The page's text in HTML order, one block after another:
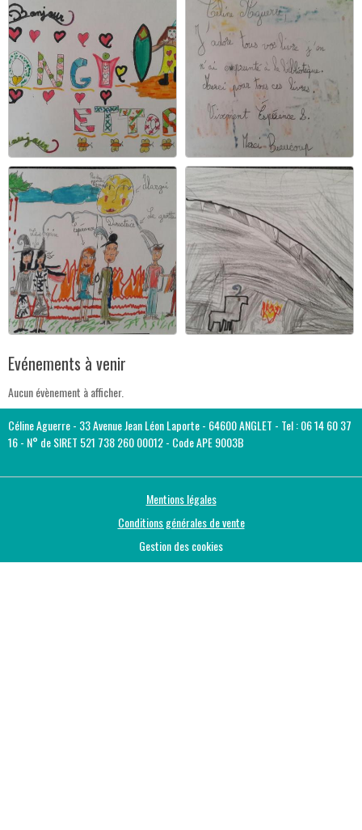
Evénements à venir
Aucun évènement à afficher.
Céline Aguerre - 33 Avenue Jean Léon Laporte - 64600 ANGLET - Tel : 06 14 60 37
16 - N° de SIRET 521 738 260 00012 - Code APE 9003B
Mentions légales
Conditions générales de vente
Gestion des cookies